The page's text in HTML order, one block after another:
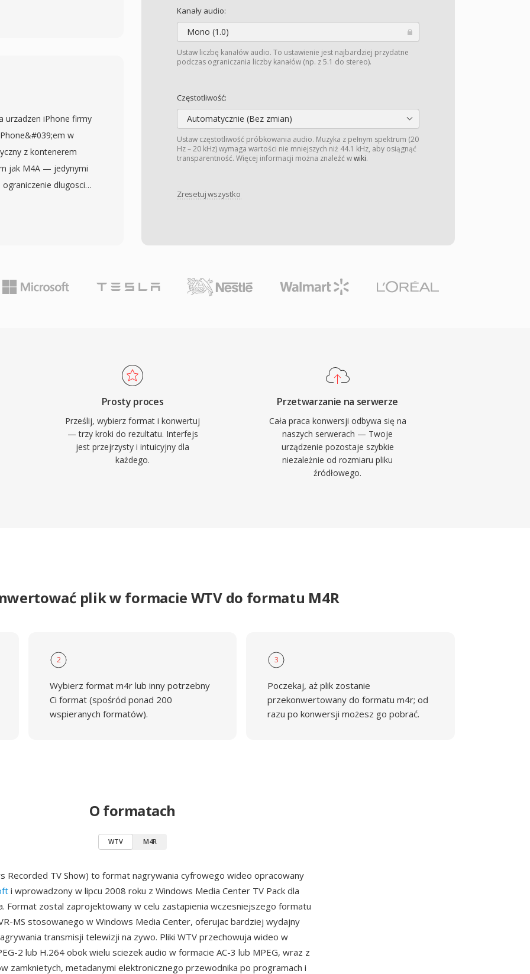
Kanały audio:
Mono (1.0)
Ustaw liczbę kanałów audio. To ustawienie jest najbardziej przydatne
podczas ograniczania liczby kanałów (np. z 5.1 do stereo).
Częstotliwość:
Automatycznie (Bez zmian)
Ustaw częstotliwość próbkowania audio. Muzyka z pełnym spektrum (20
Hz – 20 kHz) wymaga wartości nie mniejszych niż 44.1 kHz, aby osiągnąć
transparentność. Więcej informacji można znaleźć wwiki.
Zresetuj wszystko
funkcje przesuwania
nagrania. Bogata
informacje o
programach (EPG),
oceny i oryginalna
nagranych tresci.
jak i
wycofany po
urzadzen iPhone firmy
w
z kontenerem
jak M4A — jedynymi
dlugosci
wybral to
jako AAC, przycieciu
pliku. iTunes (lub
polaczen, alarmow i
obejmuja latwe
synchronizacje
kodeka AAC
mozliwosc przypisania
kontaktow w celu
Prosty proces
Prześlij, wybierz format i konwertuj
— trzy kroki do rezultatu. Interfejs
jest przejrzysty i intuicyjny dla
każdego.
Przetwarzanie na serwerze
Cała praca konwersji odbywa się na
naszych serwerach — Twoje
urządzenie pozostaje szybkie
niezależnie od rozmiaru pliku
źródłowego.
plik w formacie WTV do formatu M4R
2
Wybierz format m4r lub inny potrzebny
Ci format (spośród ponad 200
wspieranych formatów).
3
Poczekaj, aż plik zostanie
przekonwertowany do formatu m4r; od
razu po konwersji możesz go pobrać.
O formatach
WTV M4R
Recorded TV Show) to format nagrywania cyfrowego wideo opracowany
i wprowadzony w lipcu 2008 roku z Windows Media Center TV Pack dla
Format zostal zaprojektowany w celu zastapienia wczesniejszego formatu
MS stosowanego w Windows Media Center, oferujac bardziej wydajny
transmisji telewizji na zywo. Pliki WTV przechowuja wideo w
2 lub H.264 obok wielu sciezek audio w formacie AC-3 lub MPEG, wraz z
zamknietych, metadanymi elektronicznego przewodnika po programach i